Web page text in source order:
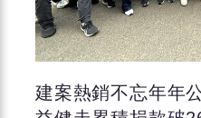
建案熱銷不忘年年